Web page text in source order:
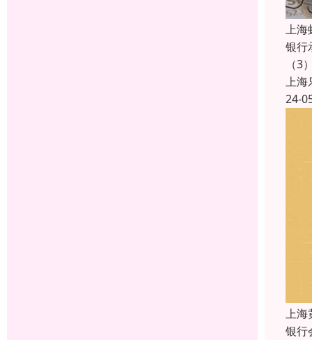
上海
银行
（
上海
24-
上海
银行